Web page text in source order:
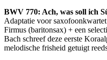
BWV 770: Ach, was soll ich
Adaptatie voor
Firmus (baritonsax) + een
Bach schreef deze eerste
melodische frisheid getuigt